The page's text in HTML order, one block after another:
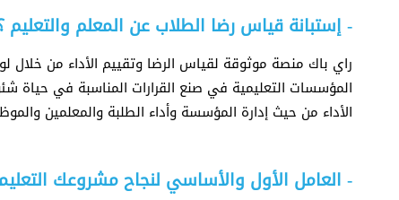
- إستبانة قياس رضا الطلاب عن المعلم والتعليم
راي باك منصة موثوقة لقياس الرضا وتقييم الأداء من
المؤسسات التعليمية في صنع القرارات المناسبة في
الأداء من حيث إدارة المؤسسة وأداء الطلبة والمعلمين
- العامل الأول والأساسي لنجاح مشروعك